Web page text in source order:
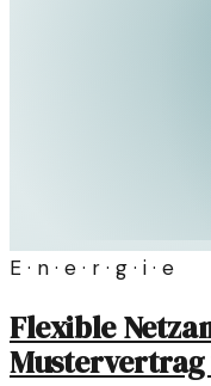
E · n · e · r · g · i · e
Flexible